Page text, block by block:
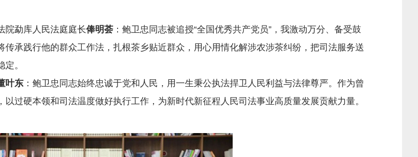
勐库人民法庭庭长俸明荟 ：鲍卫忠同志被追授“全国优秀共产党员”，我激动万分、备受鼓
承践行他的群众工作法，扎根茶乡贴近群众，用心用情化解涉农涉茶纠纷，把司法服务送
。
叶东 ：鲍卫忠同志始终忠诚于党和人民，用一生秉公执法捍卫人民利益与法律尊严。作为曾
过硬本领和司法温度做好执行工作，为新时代新征程人民司法事业高质量发展贡献力量。